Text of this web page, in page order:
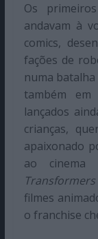
Os
andavam à
comics,
fações de
numa
também
lançados
crianças,
apaixonado
ao cinema
Transformers
filmes
o franchise